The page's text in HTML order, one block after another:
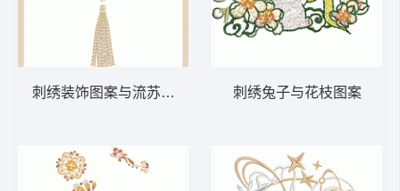
刺绣装饰图案与流苏吊坠 刺绣兔子与花枝图案